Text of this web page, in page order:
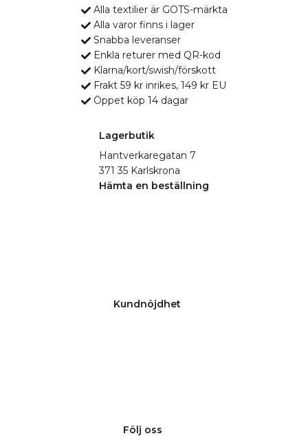
Alla textilier är GOTS-märkta
Alla varor finns i lager
Snabba leveranser
Enkla returer med QR-kod
Klarna/kort/swish/förskott
Frakt 59 kr inrikes, 149 kr EU
Öppet köp 14 dagar
Lagerbutik
Hantverkaregatan 7
371 35 Karlskrona
Hämta en beställning
Kundnöjdhet
Följ oss